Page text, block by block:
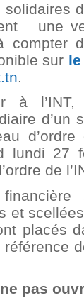
une
compter
sur
.
à
d’un
lundi 27
de
et
placés
pas